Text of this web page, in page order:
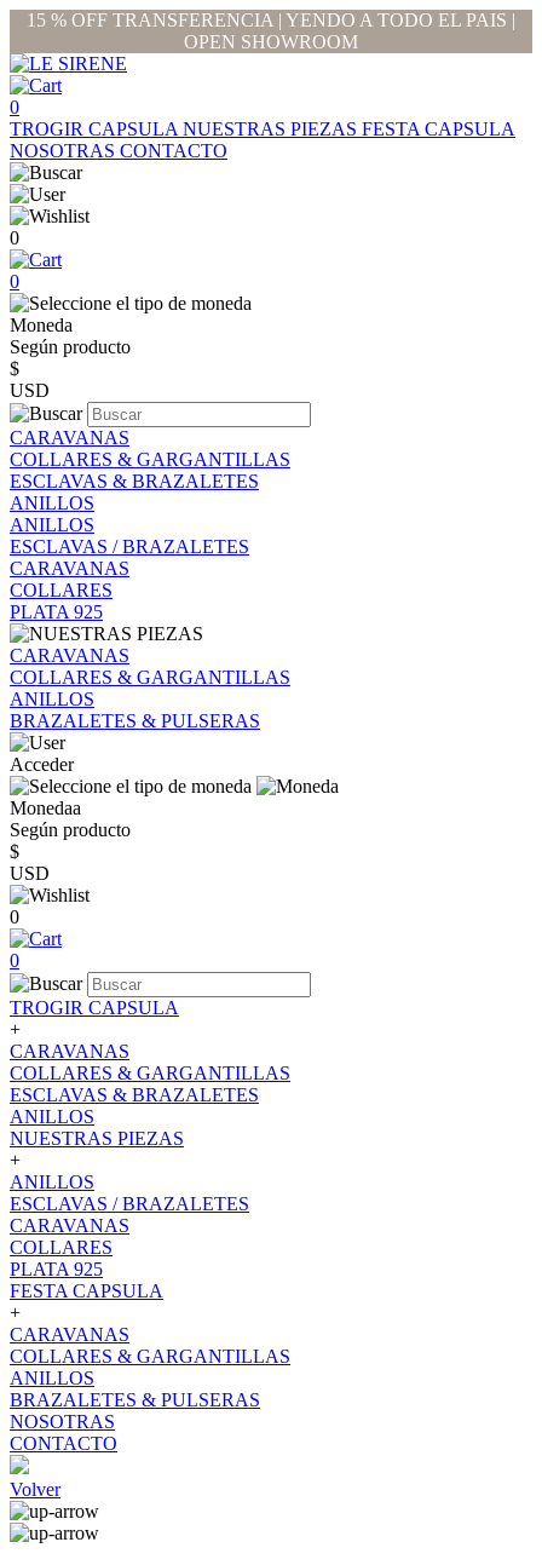
15 % OFF TRANSFERENCIA | YENDO A TODO EL PAIS |
OPEN SHOWROOM
0
TROGIR CAPSULA NUESTRAS PIEZAS FESTA CAPSULA
NOSOTRAS CONTACTO
0
0
Moneda
Según producto
$
USD
CARAVANAS
COLLARES & GARGANTILLAS
ESCLAVAS & BRAZALETES
ANILLOS
ANILLOS
ESCLAVAS / BRAZALETES
CARAVANAS
COLLARES
PLATA 925
CARAVANAS
COLLARES & GARGANTILLAS
ANILLOS
BRAZALETES & PULSERAS
Acceder
Monedaa
Según producto
$
USD
0
0
TROGIR CAPSULA
+
CARAVANAS
COLLARES & GARGANTILLAS
ESCLAVAS & BRAZALETES
ANILLOS
NUESTRAS PIEZAS
+
ANILLOS
ESCLAVAS / BRAZALETES
CARAVANAS
COLLARES
PLATA 925
FESTA CAPSULA
+
CARAVANAS
COLLARES & GARGANTILLAS
ANILLOS
BRAZALETES & PULSERAS
NOSOTRAS
CONTACTO
Volver